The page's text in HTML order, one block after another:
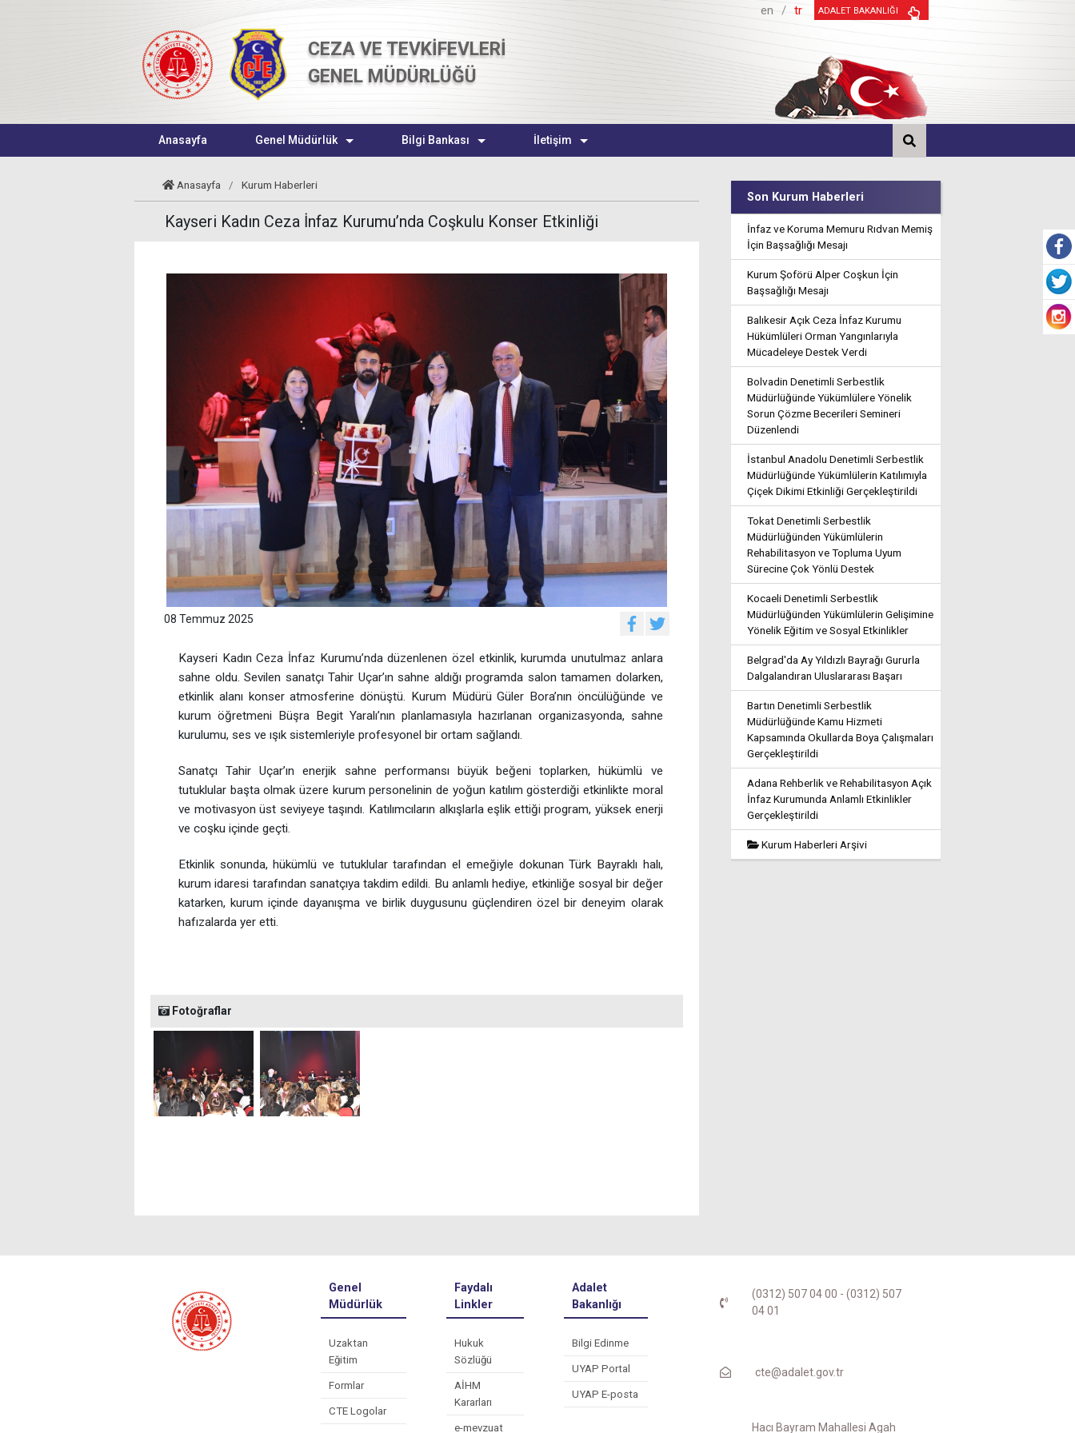
CEZA VE TEVKİFEVLERİ
GENEL MÜDÜRLÜĞÜ
en / tr ADALET BAKANLIĞI
Anasayfa Genel Müdürlük Bilgi Bankası İletişim
Anasayfa / Kurum Haberleri
Kayseri Kadın Ceza İnfaz Kurumu’nda Coşkulu Konser Etkinliği
08 Temmuz 2025
Kayseri Kadın Ceza İnfaz Kurumu’nda düzenlenen özel etkinlik, kurumda unutulmaz anlara
sahne oldu. Sevilen sanatçı Tahir Uçar’ın sahne aldığı programda salon tamamen dolarken,
etkinlik alanı konser atmosferine dönüştü. Kurum Müdürü Güler Bora’nın öncülüğünde ve
kurum öğretmeni Büşra Begit Yaralı’nın planlamasıyla hazırlanan organizasyonda, sahne
kurulumu, ses ve ışık sistemleriyle profesyonel bir ortam sağlandı.
Sanatçı Tahir Uçar’ın enerjik sahne performansı büyük beğeni toplarken, hükümlü ve
tutuklular başta olmak üzere kurum personelinin de yoğun katılım gösterdiği etkinlikte moral
ve motivasyon üst seviyeye taşındı. Katılımcıların alkışlarla eşlik ettiği program, yüksek enerji
ve coşku içinde geçti.
Etkinlik sonunda, hükümlü ve tutuklular tarafından el emeğiyle dokunan Türk Bayraklı halı,
kurum idaresi tarafından sanatçıya takdim edildi. Bu anlamlı hediye, etkinliğe sosyal bir değer
katarken, kurum içinde dayanışma ve birlik duygusunu güçlendiren özel bir deneyim olarak
hafızalarda yer etti.
Fotoğraflar
Son Kurum Haberleri
İnfaz ve Koruma Memuru Rıdvan Memiş
İçin Başsağlığı Mesajı
Kurum Şoförü Alper Coşkun İçin
Başsağlığı Mesajı
Balıkesir Açık Ceza İnfaz Kurumu
Hükümlüleri Orman Yangınlarıyla
Mücadeleye Destek Verdi
Bolvadin Denetimli Serbestlik
Müdürlüğünde Yükümlülere Yönelik
Sorun Çözme Becerileri Semineri
Düzenlendi
İstanbul Anadolu Denetimli Serbestlik
Müdürlüğünde Yükümlülerin Katılımıyla
Çiçek Dikimi Etkinliği Gerçekleştirildi
Tokat Denetimli Serbestlik
Müdürlüğünden Yükümlülerin
Rehabilitasyon ve Topluma Uyum
Sürecine Çok Yönlü Destek
Kocaeli Denetimli Serbestlik
Müdürlüğünden Yükümlülerin Gelişimine
Yönelik Eğitim ve Sosyal Etkinlikler
Belgrad'da Ay Yıldızlı Bayrağı Gururla
Dalgalandıran Uluslararası Başarı
Bartın Denetimli Serbestlik
Müdürlüğünde Kamu Hizmeti
Kapsamında Okullarda Boya Çalışmaları
Gerçekleştirildi
Adana Rehberlik ve Rehabilitasyon Açık
İnfaz Kurumunda Anlamlı Etkinlikler
Gerçekleştirildi
Kurum Haberleri Arşivi
Genel
Müdürlük
Uzaktan
Eğitim
Formlar
CTE Logolar
Faydalı
Linkler
Hukuk
Sözlüğü
AİHM
Kararları
e-mevzuat
Adalet
Bakanlığı
Bilgi Edinme
UYAP Portal
UYAP E-posta
(0312) 507 04 00 - (0312) 507
04 01
cte@adalet.gov.tr
Hacı Bayram Mahallesi Agah